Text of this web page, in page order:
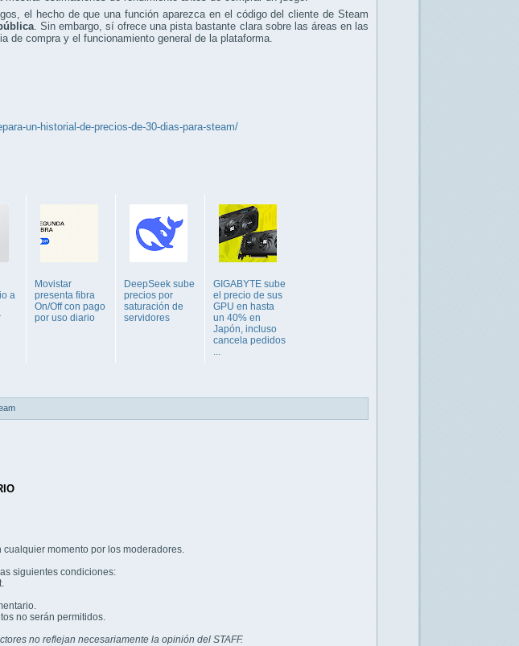
el hecho de que una función aparezca en el código del cliente de Steam
. Sin embargo, sí ofrece una pista bastante clara sobre las áreas en las
de compra y el funcionamiento general de la plataforma.
un-historial-de-precios-de-30-dias-para-steam/
a
Movistar
presenta fibra
On/Off con pago
por uso diario
DeepSeek sube
precios por
saturación de
servidores
GIGABYTE sube
el precio de sus
GPU en hasta
un 40% en
Japón, incluso
cancela pedidos
...
momento por los moderadores.
siguientes condiciones:
no serán permitidos.
no reflejan necesariamente la opinión del STAFF.